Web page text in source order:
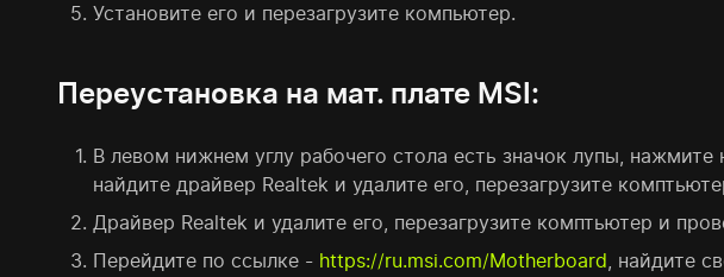
Установите его и перезагрузите компьютер.
Переустановка на мат. плате MSI:
В левом нижнем углу рабочего стола есть значок лупы,
найдите драйвер Realtek и удалите его, перезагрузите
Драйвер Realtek и удалите его, перезагрузите комптьютер и
Перейдите по ссылке - https://ru.msi.com/Motherboard, найдите